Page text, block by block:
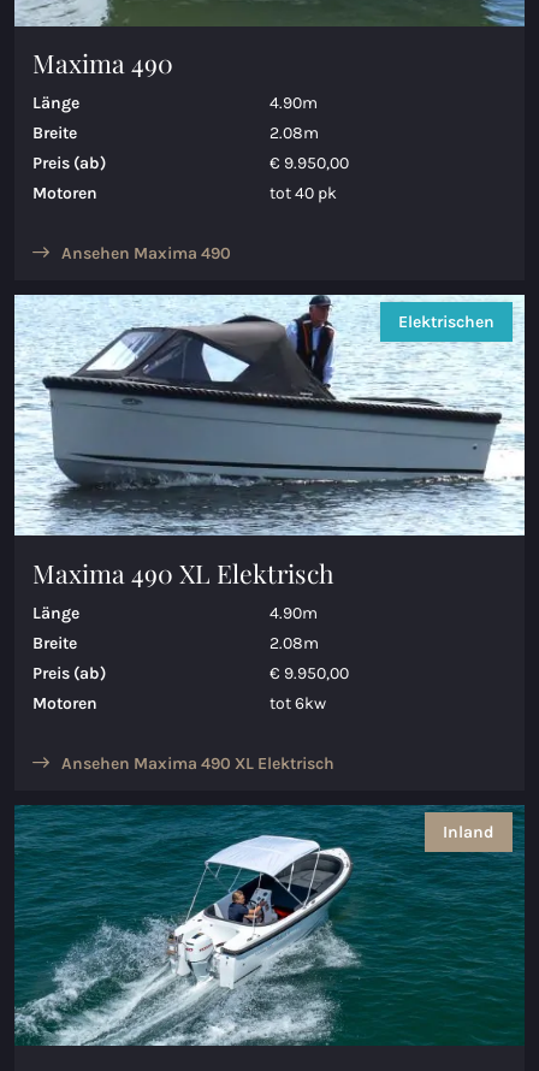
Maxima 490
Maxima 550
Maxima 600
Maxima 620 Retro MC
Maxima 730
Maxima 730I
Maxima 820 retro
Maxima 920 cabin
Alle Inland modelle
Elektrischen Schaluppen
Maxima 490 XL Elektrisch
Maxima 550 Elektrisch
Maxima 600 Elektrisch
Maxima 620 MC Elektrisch
Maxima 630 Elektrisch
Maxima 720 retro Elektrisch
Maxima 490
Länge
4.90m
Breite
2.08m
Preis (ab)
€ 9.950,00
Motoren
tot 40 pk
Ansehen Maxima 490
Maxima 490 XL Elektrisch
Länge
4.90m
Breite
2.08m
Preis (ab)
€ 9.950,00
Motoren
tot 6kw
Ansehen Maxima 490 XL Elektrisch
Elektrischen
Inland